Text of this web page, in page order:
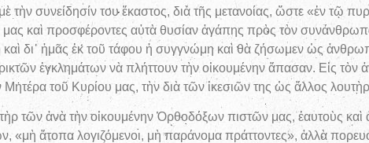
συνείδησίν του ἕκαστος, διὰ τῆς μετανοίας, ὥστε «ἐν τῷ
καὶ προσφέροντες αὐτὰ θυσίαν ἀγάπης πρὸς τὸν
καὶ δι᾿ ἡμᾶς ἐκ τοῦ τάφου ἡ συγγνώμη καὶ θὰ ζήσωμεν ὡς
ἐγκλημάτων νὰ πλήττουν τὴν οἰκουμένην ἅπασαν. Εἰς τὸν
τοῦ Κυρίου μας, τὴν διὰ τῶν ἱκεσιῶν της ὡς ἄλλος
τῶν ἀνὰ τὴν οἰκουμένην Ὀρθοδόξων πιστῶν μας, ἑαυτοὺς καὶ
«μὴ ἄτοπα λογιζόμενοι, μὴ παράνομα πράττοντες», ἀλλὰ